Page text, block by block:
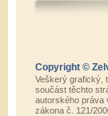
Copyright ©
Veškerý grafický,
součást těchto
autorského práva
zákona č. 121/